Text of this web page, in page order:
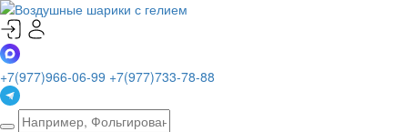
+7(977)966-06-99 +7(977)733-78-88